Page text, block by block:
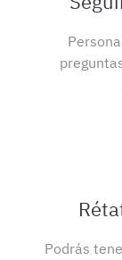
Podrás